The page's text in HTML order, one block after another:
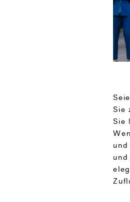
Sie
Sie